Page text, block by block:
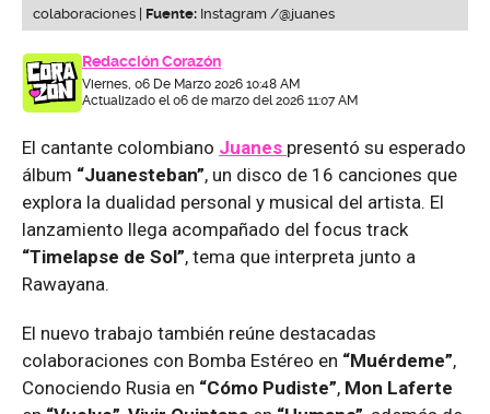
colaboraciones | Fuente: Instagram /@juanes
Redacción Corazón
Viernes, 06 De Marzo 2026 10:48 AM
Actualizado el 06 de marzo del 2026 11:07 AM
El cantante colombiano Juanes presentó su esperado
álbum “Juanesteban”, un disco de 16 canciones que
explora la dualidad personal y musical del artista. El
lanzamiento llega acompañado del focus track
“Timelapse de Sol”, tema que interpreta junto a
Rawayana.
El nuevo trabajo también reúne destacadas
colaboraciones con Bomba Estéreo en “Muérdeme”,
Conociendo Rusia en “Cómo Pudiste”, Mon Laferte